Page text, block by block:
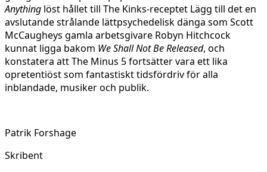
Anything löst hållet till The Kinks-receptet Lägg till det en
avslutande strålande lättpsychedelisk dänga som Scott
McCaugheys gamla arbetsgivare Robyn Hitchcock
kunnat ligga bakom We Shall Not Be Released, och
konstatera att The Minus 5 fortsätter vara ett lika
opretentiöst som fantastiskt tidsfördriv för alla
inblandade, musiker och publik.
Patrik Forshage
Skribent